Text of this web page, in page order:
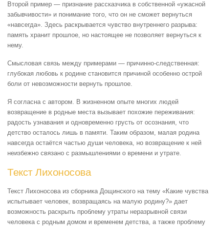
Второй пример — признание рассказчика в собственной «ужасной
забывчивости» и понимание того, что он не сможет вернуться
«навсегда». Здесь раскрывается чувство внутреннего разрыва:
память хранит прошлое, но настоящее не позволяет вернуться к
нему.
Смысловая связь между примерами — причинно-следственная:
глубокая любовь к родине становится причиной особенно острой
боли от невозможности вернуть прошлое.
Я согласна с автором. В жизненном опыте многих людей
возвращение в родные места вызывает похожие переживания:
радость узнавания и одновременно грусть от осознания, что
детство осталось лишь в памяти. Таким образом, малая родина
навсегда остаётся частью души человека, но возвращение к ней
неизбежно связано с размышлениями о времени и утрате.
Текст Лихоносова
Текст Лихоносова из сборника Дощинского на тему «Какие чувства
испытывает человек, возвращаясь на малую родину?» дает
возможность раскрыть проблему утраты неразрывной связи
человека с родным домом и временем детства, а также проблему